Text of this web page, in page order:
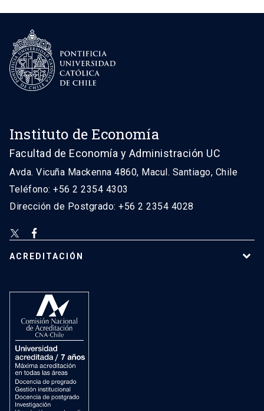
Instituto de Economía
Facultad de Economía y Administración UC
Avda. Vicuña Mackenna 4860, Macul. Santiago, Chile
Teléfono: +56 2 2354 4303
Dirección de Postgrado: +56 2 2354 4028
ACREDITACIÓN